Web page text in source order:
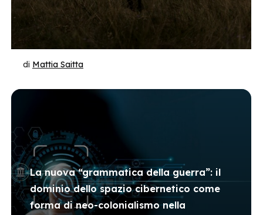
di Mattia Saitta
La nuova “grammatica della guerra”: il
dominio dello spazio cibernetico come
forma di neo-colonialismo nella